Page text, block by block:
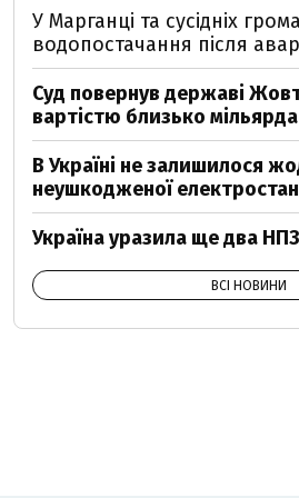
У Марганці та сусідніх
водопостачання після
Суд повернув державі
вартістю близько мільярда
В Україні не залишилося
неушкодженої
Україна уразила ще два НПЗ
ВСІ НОВИНИ